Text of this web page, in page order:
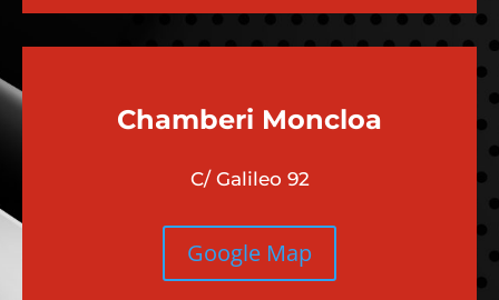
Chamberi Moncloa
C/ Galileo 92
Google Map